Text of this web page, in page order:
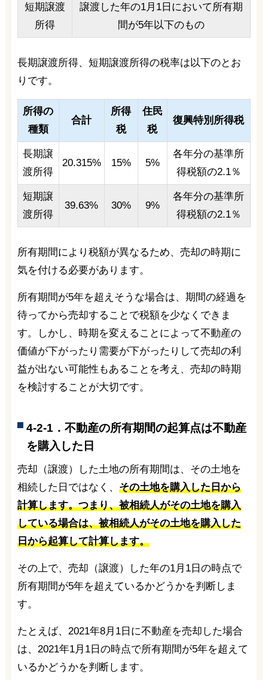
短期譲渡
所得
譲渡した年の1月1日において所有期
間が5年以下のもの
長期譲渡所得、短期譲渡所得の税率は以下のとお
りです。
所得の
種類
合計
所得
税
住民
税
復興特別所得税
長期譲
渡所得
20.315% 15% 5%
各年分の基準所
得税額の2.1％
短期譲
渡所得
39.63% 30% 9%
各年分の基準所
得税額の2.1％
所有期間により税額が異なるため、売却の時期に
気を付ける必要があります。
所有期間が5年を超えそうな場合は、期間の経過を
待ってから売却することで税額を少なくできま
す。しかし、時期を変えることによって不動産の
価値が下がったり需要が下がったりして売却の利
益が出ない可能性もあることを考え、売却の時期
を検討することが大切です。
4-2-1．不動産の所有期間の起算点は不動産
を購入した日
売却（譲渡）した土地の所有期間は、その土地を
相続した日ではなく、 その土地を購入した日から
計算します。つまり、被相続人がその土地を購入
している場合は、被相続人がその土地を購入した
日から起算して計算します。
その上で、売却（譲渡）した年の1月1日の時点で
所有期間が5年を超えているかどうかを判断しま
す。
たとえば、2021年8月1日に不動産を売却した場合
は、2021年1月1日の時点で所有期間が5年を超えて
いるかどうかを判断します。